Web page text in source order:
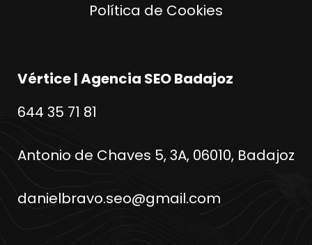
Política de Cookies
Vértice | Agencia SEO Badajoz
644 35 71 81
Antonio de Chaves 5, 3A, 06010, Badajoz
danielbravo.seo@gmail.com